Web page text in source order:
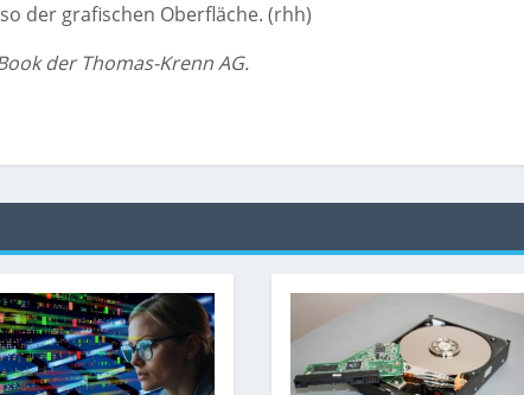
der grafischen Oberfläche. (rhh)
der Thomas-Krenn AG.